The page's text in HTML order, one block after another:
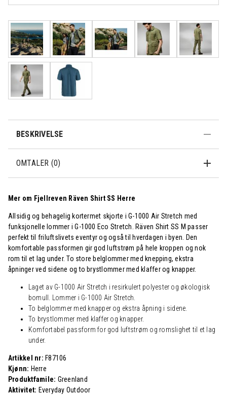
BESKRIVELSE
OMTALER (0)
Mer om Fjellreven Räven Shirt SS Herre
Allsidig og behagelig kortermet skjorte i G-1000 Air Stretch med
funksjonelle lommer i G-1000 Eco Stretch. Räven Shirt SS M passer
perfekt til friluftslivets eventyr og også til hverdagen i byen. Den
komfortable passformen gir god luftstrøm på hele kroppen og nok
rom til et lag under. To store belglommer med knepping, ekstra
åpninger ved sidene og to brystlommer med klaffer og knapper.
Laget av G-1000 Air Stretch i resirkulert polyester og økologisk
bomull. Lommer i G-1000 Air Stretch.
To belglommer med knapper og ekstra åpning i sidene.
To brystlommer med klaffer og knapper.
Komfortabel passform for god luftstrøm og romslighet til et lag
under.
Artikkel nr: F87106
Kjønn: Herre
Produktfamile: Greenland
Aktivitet: Everyday Outdoor